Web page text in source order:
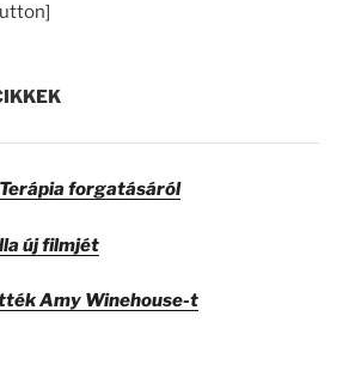
forgatásáról
új filmjét
Amy Winehouse-t